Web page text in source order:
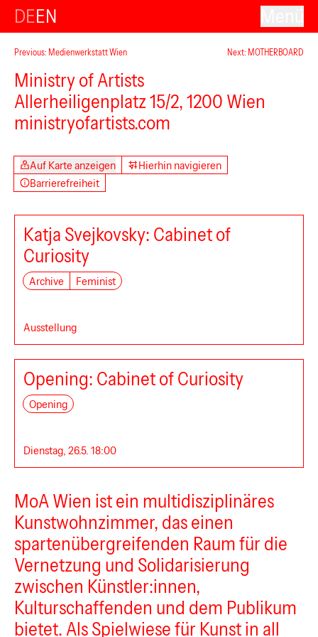
DEEN
Previous: Medienwerkstatt Wien Next: MOTHERBOARD
Ministry of Artists
Allerheiligenplatz 15/2, 1200 Wien
ministryofartists.com
Auf Karte anzeigen
Hierhin navigieren
Barrierefreiheit
Katja Svejkovsky: Cabinet of
Curiosity
Archive Feminist
Ausstellung
Opening: Cabinet of Curiosity
Opening
Dienstag, 26.5. 18:00
MoA Wien ist ein multidisziplinäres
Kunstwohnzimmer, das einen
spartenübergreifenden Raum für die
Vernetzung und Solidarisierung
zwischen Künstler:innen,
Kulturschaffenden und dem Publikum
bietet. Als Spielwiese für Kunst in all
Ministry of Artists